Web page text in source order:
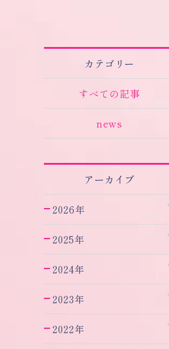
カテゴリー
すべての記事
news
アーカイブ
2026年
2025年
2024年
2023年
2022年